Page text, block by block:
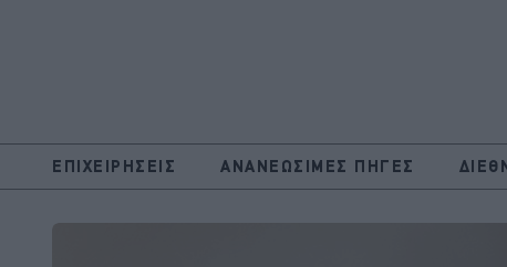
ΕΠΙΧΕΙΡΗΣΕΙΣ ΑΝΑΝΕΩΣΙΜΕΣ ΠΗΓΕΣ